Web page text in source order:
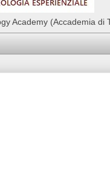
Academy (Accademia di